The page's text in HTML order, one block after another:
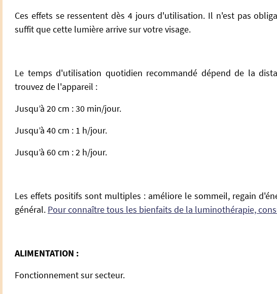
Ces effets se ressentent dès 4 jours d'utilisation. Il n'est pas
suffit que cette lumière arrive sur votre visage.
Le temps d'utilisation quotidien recommandé dépend de la
trouvez de l'appareil :
Jusqu’à 20 cm : 30 min/jour.
Jusqu’à 40 cm : 1 h/jour.
Jusqu’à 60 cm : 2 h/jour.
Les effets positifs sont multiples : améliore le sommeil, regain
général. Pour connaître tous les bienfaits de la luminothérapie,
ALIMENTATION :
Fonctionnement sur secteur.